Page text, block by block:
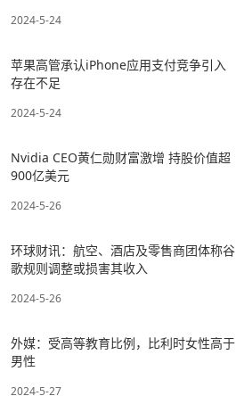
2024-5-24
苹果高管承认iPhone应用支付竞争引入
存在不足
2024-5-24
Nvidia CEO黄仁勋财富激增 持股价值超
900亿美元
2024-5-26
环球财讯：航空、酒店及零售商团体称谷
歌规则调整或损害其收入
2024-5-26
外媒：受高等教育比例，比利时女性高于
男性
2024-5-27